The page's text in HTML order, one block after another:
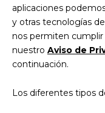
aplicaciones
y otras tecnologías
nos permiten cumplir
nuestro Aviso de
continuación.
Los diferentes tipos